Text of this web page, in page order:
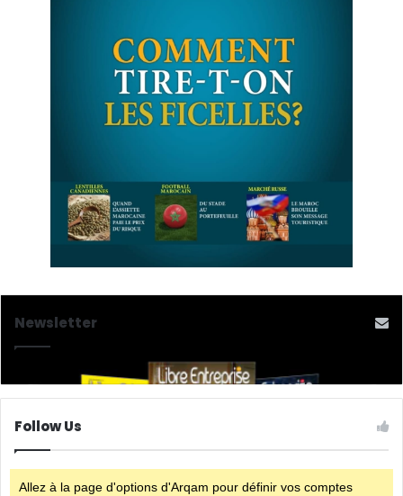
Newsletter
Follow Us
Allez à la page d'options d'Arqam pour définir vos comptes